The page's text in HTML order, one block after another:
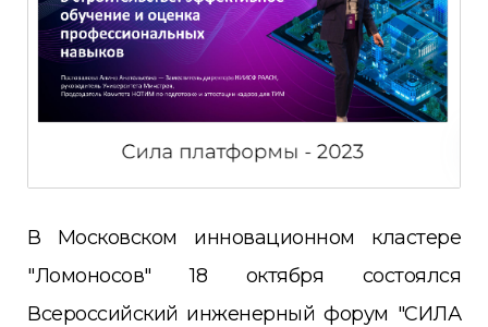
В Московском инновационном кластере
"Ломоносов" 18 октября состоялся
Всероссийский инженерный форум "СИЛА